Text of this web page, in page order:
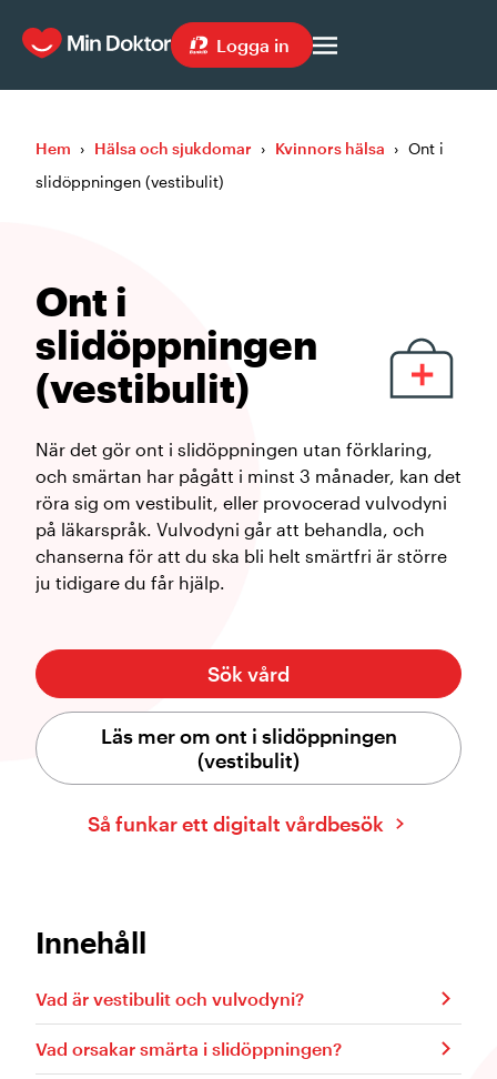
Logga in
Hem › Hälsa och sjukdomar › Kvinnors hälsa › Ont i
slidöppningen (vestibulit)
Ont i
slidöppningen
(vestibulit)
När det gör ont i slidöppningen utan förklaring,
och smärtan har pågått i minst 3 månader, kan det
röra sig om vestibulit, eller provocerad vulvodyni
på läkarspråk. Vulvodyni går att behandla, och
chanserna för att du ska bli helt smärtfri är större
ju tidigare du får hjälp.
Läs mer om ont i slidöppningen
(vestibulit)
Sök vård
Så funkar ett digitalt vårdbesök
Innehåll
Vad är vestibulit och vulvodyni?
Vad orsakar smärta i slidöppningen?